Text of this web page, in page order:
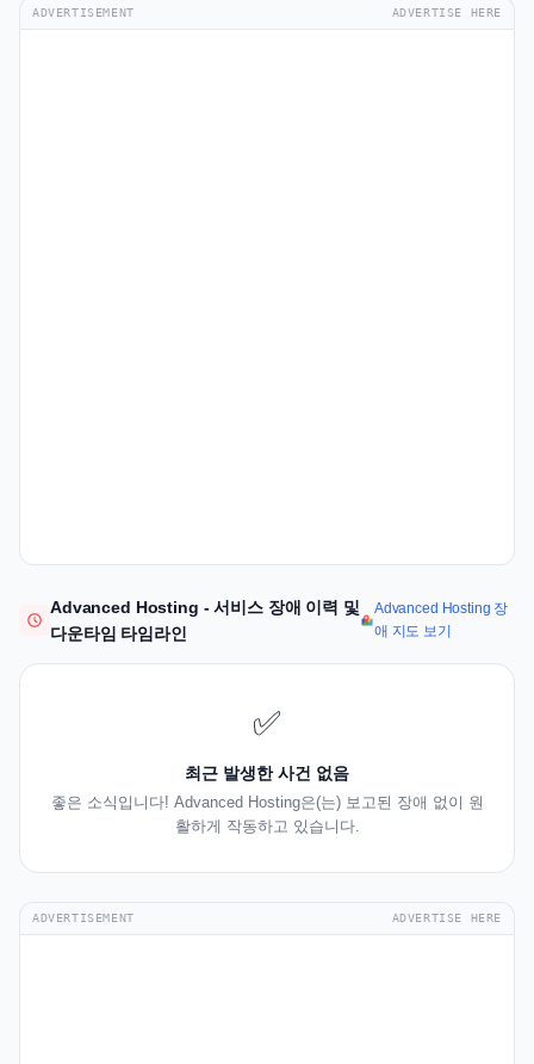
ADVERTISEMENT ADVERTISE HERE
Advanced Hosting - 서비스 장애 이력 및
다운타임 타임라인
Advanced Hosting 장
애 지도 보기
✅
최근 발생한 사건 없음
좋은 소식입니다! Advanced Hosting은(는) 보고된 장애 없이 원
활하게 작동하고 있습니다.
ADVERTISEMENT ADVERTISE HERE